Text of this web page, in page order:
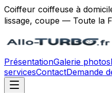
Coiffeur coiffeuse à
lissage, coupe — Toute la
PrésentationGalerie photos
servicesContactDemande